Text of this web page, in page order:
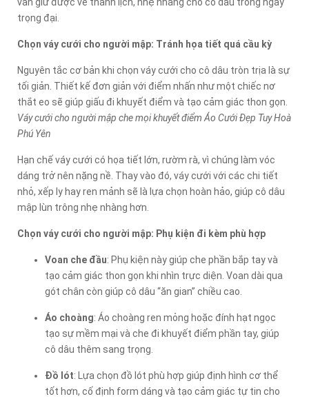
trọng đại.
Chọn váy cưới cho người mập: Tránh họa tiết quá cầu kỳ
Nguyên tắc cơ bản khi chọn váy cưới cho cô dâu tròn trịa là sự
tối giản. Thiết kế đơn giản với điểm nhấn như một chiếc nơ
thắt eo sẽ giúp giấu đi khuyết điểm và tạo cảm giác thon gọn.
Váy cưới cho người mập che mọi khuyết điểm Áo Cưới Đẹp Tuy Hoà
Phú Yên
Hạn chế váy cưới có họa tiết lớn, rườm rà, vì chúng làm vóc
dáng trở nên nặng nề. Thay vào đó, váy cưới với các chi tiết
nhỏ, xếp ly hay ren mảnh sẽ là lựa chọn hoàn hảo, giúp cô dâu
mập lùn trông nhẹ nhàng hơn.
Chọn váy cưới cho người mập: Phụ kiện đi kèm phù hợp
Voan che đầu: Phụ kiện này giúp che phần bắp tay và
tạo cảm giác thon gọn khi nhìn trực diện. Voan dài qua
gót chân còn giúp cô dâu “ăn gian” chiều cao.
Áo choàng: Áo choàng ren mỏng hoặc đính hạt ngọc
tạo sự mềm mại và che đi khuyết điểm phần tay, giúp
cô dâu thêm sang trọng.
Đồ lót: Lựa chọn đồ lót phù hợp giúp định hình cơ thể
tốt hơn, cố định form dáng và tạo cảm giác tự tin cho